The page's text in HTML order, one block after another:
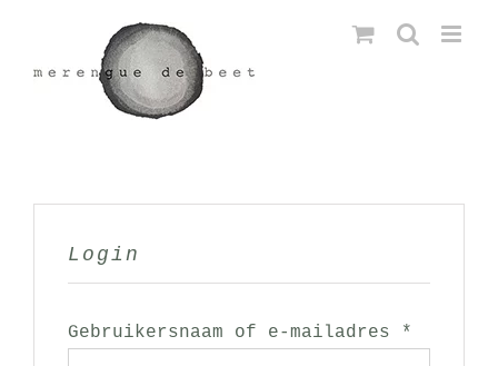
inhoud
Login
Gebruikersnaam of e-mailadres *